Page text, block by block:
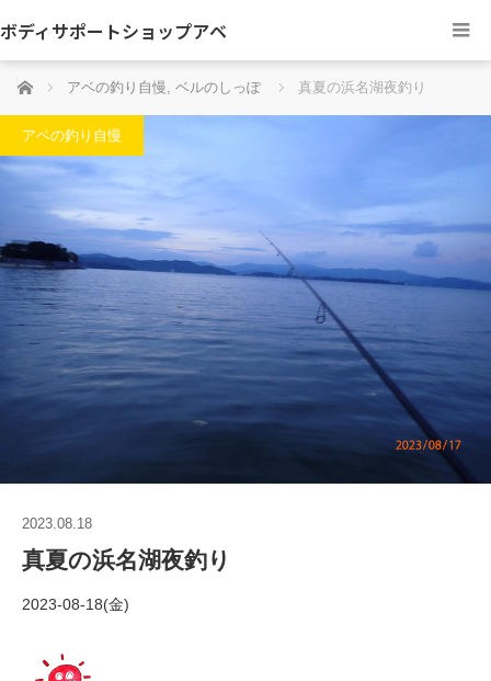
ボディサポートショップアベ
ホーム アベの釣り自慢, ベルのしっぽ 真夏の浜名湖夜釣り
アベの釣り自慢
2023.08.18
真夏の浜名湖夜釣り
2023-08-18(金)